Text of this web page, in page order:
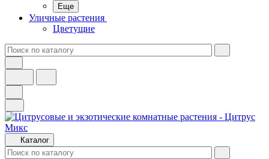
Еще
Уличные растения
Цветущие
Каталог